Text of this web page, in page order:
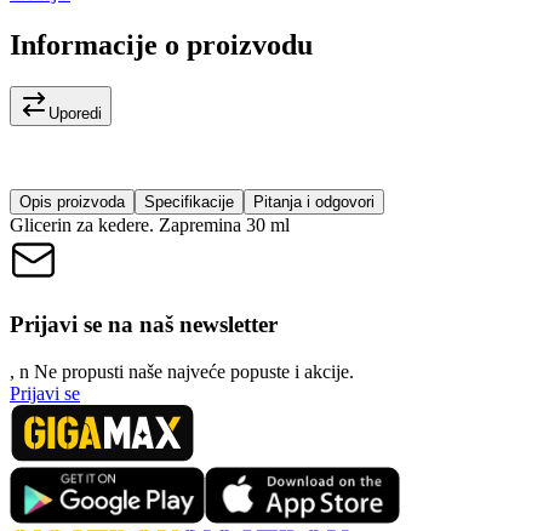
Informacije o proizvodu
Uporedi
Opis proizvoda Specifikacije Pitanja i odgovori
Glicerin za kedere. Zapremina 30 ml
Prijavi se na naš newsletter
, n Ne propusti naše najveće popuste i akcije.
Prijavi se